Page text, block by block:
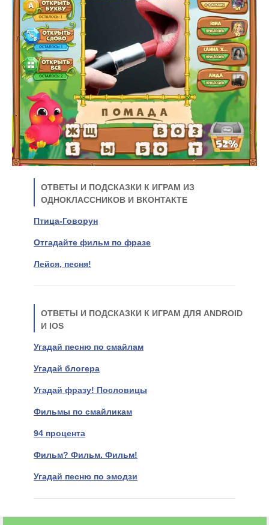
ОТВЕТЫ И ПОДСКАЗКИ К ИГРАМ ИЗ
ОДНОКЛАССНИКОВ И ВКОНТАКТЕ
Птица-Говорун
Отгадайте фильм по фразе
Лейся, песня!
ОТВЕТЫ И ПОДСКАЗКИ К ИГРАМ ДЛЯ ANDROID
И IOS
Угадай песню по смайлам
Угадай блогера
Угадай фразу! Пословицы
Фильмы по смайликам
94 процента
Фильм? Фильм. Фильм!
Угадай песню по эмодзи